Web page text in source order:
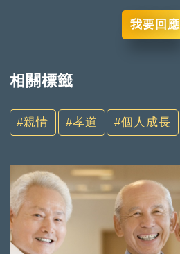
我要回應
相關標籤
親情 孝道 個人成長